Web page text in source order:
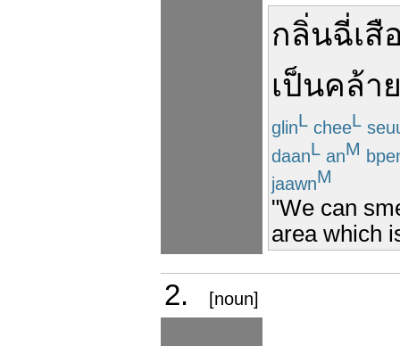
กลิ่นฉี่เสื
เป็นคล้า
glinL cheeL
daanL anM
jaawnM
"We can
area which
2. [noun]